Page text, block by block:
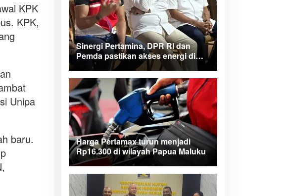
KPK
KPK,
Unipa
baru.
Sinergi Pertamina, DPR RI dan
Pemda pastikan akses energi di
Teluk Bintuni
Harga Pertamax turun menjadi
Rp16.300 di wilayah Papua Maluku